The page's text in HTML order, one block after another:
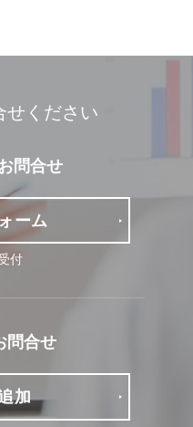
せください
問合せ
ーム
付
問合せ
加